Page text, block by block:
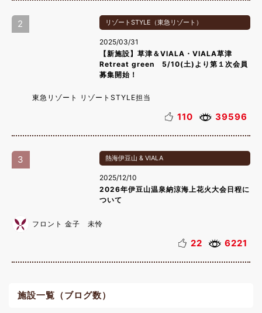
2 リゾートSTYLE（東急リゾート）
2025/03/31
【新施設】草津＆VIALA・VIALA草津
Retreat green 5/10(土)より第１次会員
募集開始！
東急リゾート リゾートSTYLE担当
110 39596
3 熱海伊豆山 & VIALA
2025/12/10
2026年伊豆山温泉納涼海上花火大会日程に
ついて
フロント 金子 未怜
22 6221
施設一覧（ブログ数）